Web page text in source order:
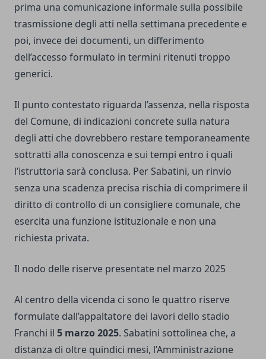
prima una comunicazione informale sulla possibile
trasmissione degli atti nella settimana precedente e
poi, invece dei documenti, un differimento
dell’accesso formulato in termini ritenuti troppo
generici.
Il punto contestato riguarda l’assenza, nella risposta
del Comune, di indicazioni concrete sulla natura
degli atti che dovrebbero restare temporaneamente
sottratti alla conoscenza e sui tempi entro i quali
l’istruttoria sarà conclusa. Per Sabatini, un rinvio
senza una scadenza precisa rischia di comprimere il
diritto di controllo di un consigliere comunale, che
esercita una funzione istituzionale e non una
richiesta privata.
Il nodo delle riserve presentate nel marzo 2025
Al centro della vicenda ci sono le quattro riserve
formulate dall’appaltatore dei lavori dello stadio
Franchi il 5 marzo 2025. Sabatini sottolinea che, a
distanza di oltre quindici mesi, l’Amministrazione